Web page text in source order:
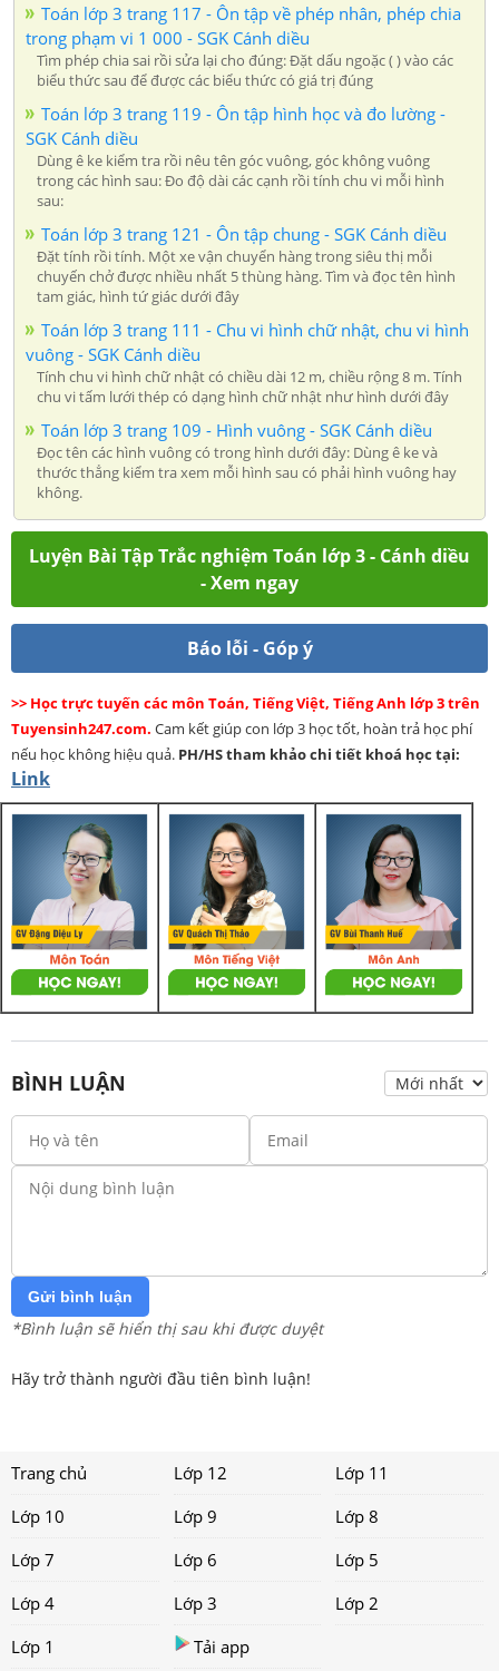
Toán lớp 3 trang 117 - Ôn tập về phép nhân, phép chia
trong phạm vi 1 000 - SGK Cánh diều
Tìm phép chia sai rồi sửa lại cho đúng: Đặt dấu ngoặc ( ) vào các
biểu thức sau để được các biểu thức có giá trị đúng
Toán lớp 3 trang 119 - Ôn tập hình học và đo lường -
SGK Cánh diều
Dùng ê ke kiểm tra rồi nêu tên góc vuông, góc không vuông
trong các hình sau: Đo độ dài các cạnh rồi tính chu vi mỗi hình
sau:
Toán lớp 3 trang 121 - Ôn tập chung - SGK Cánh diều
Đặt tính rồi tính. Một xe vận chuyển hàng trong siêu thị mỗi
chuyến chở được nhiều nhất 5 thùng hàng. Tìm và đọc tên hình
tam giác, hình tứ giác dưới đây
Toán lớp 3 trang 111 - Chu vi hình chữ nhật, chu vi hình
vuông - SGK Cánh diều
Tính chu vi hình chữ nhật có chiều dài 12 m, chiều rộng 8 m. Tính
chu vi tấm lưới thép có dạng hình chữ nhật như hình dưới đây
Toán lớp 3 trang 109 - Hình vuông - SGK Cánh diều
Đọc tên các hình vuông có trong hình dưới đây: Dùng ê ke và
thước thẳng kiểm tra xem mỗi hình sau có phải hình vuông hay
không.
Luyện Bài Tập Trắc nghiệm Toán lớp 3 - Cánh diều
- Xem ngay
Báo lỗi - Góp ý
>> Học trực tuyến các môn Toán, Tiếng Việt, Tiếng Anh lớp 3 trên
Tuyensinh247.com. Cam kết giúp con lớp 3 học tốt, hoàn trả học phí
nếu học không hiệu quả. PH/HStham khảo chi tiết khoá học tại:
Link
BÌNH LUẬN
Gửi bình luận
*Bình luận sẽ hiển thị sau khi được duyệt
Hãy trở thành người đầu tiên bình luận!
Trang chủ Lớp 12
Lớp 11
Lớp 10
Lớp 9
Lớp 8
Lớp 7
Lớp 6
Lớp 5
Lớp 4
Lớp 3
Lớp 2
Lớp 1
Tải app